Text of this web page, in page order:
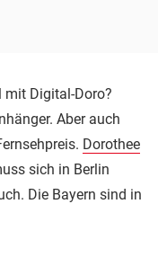
mit Digital-Doro?
Aber auch
Dorothee
sich in Berlin
Die Bayern sind in